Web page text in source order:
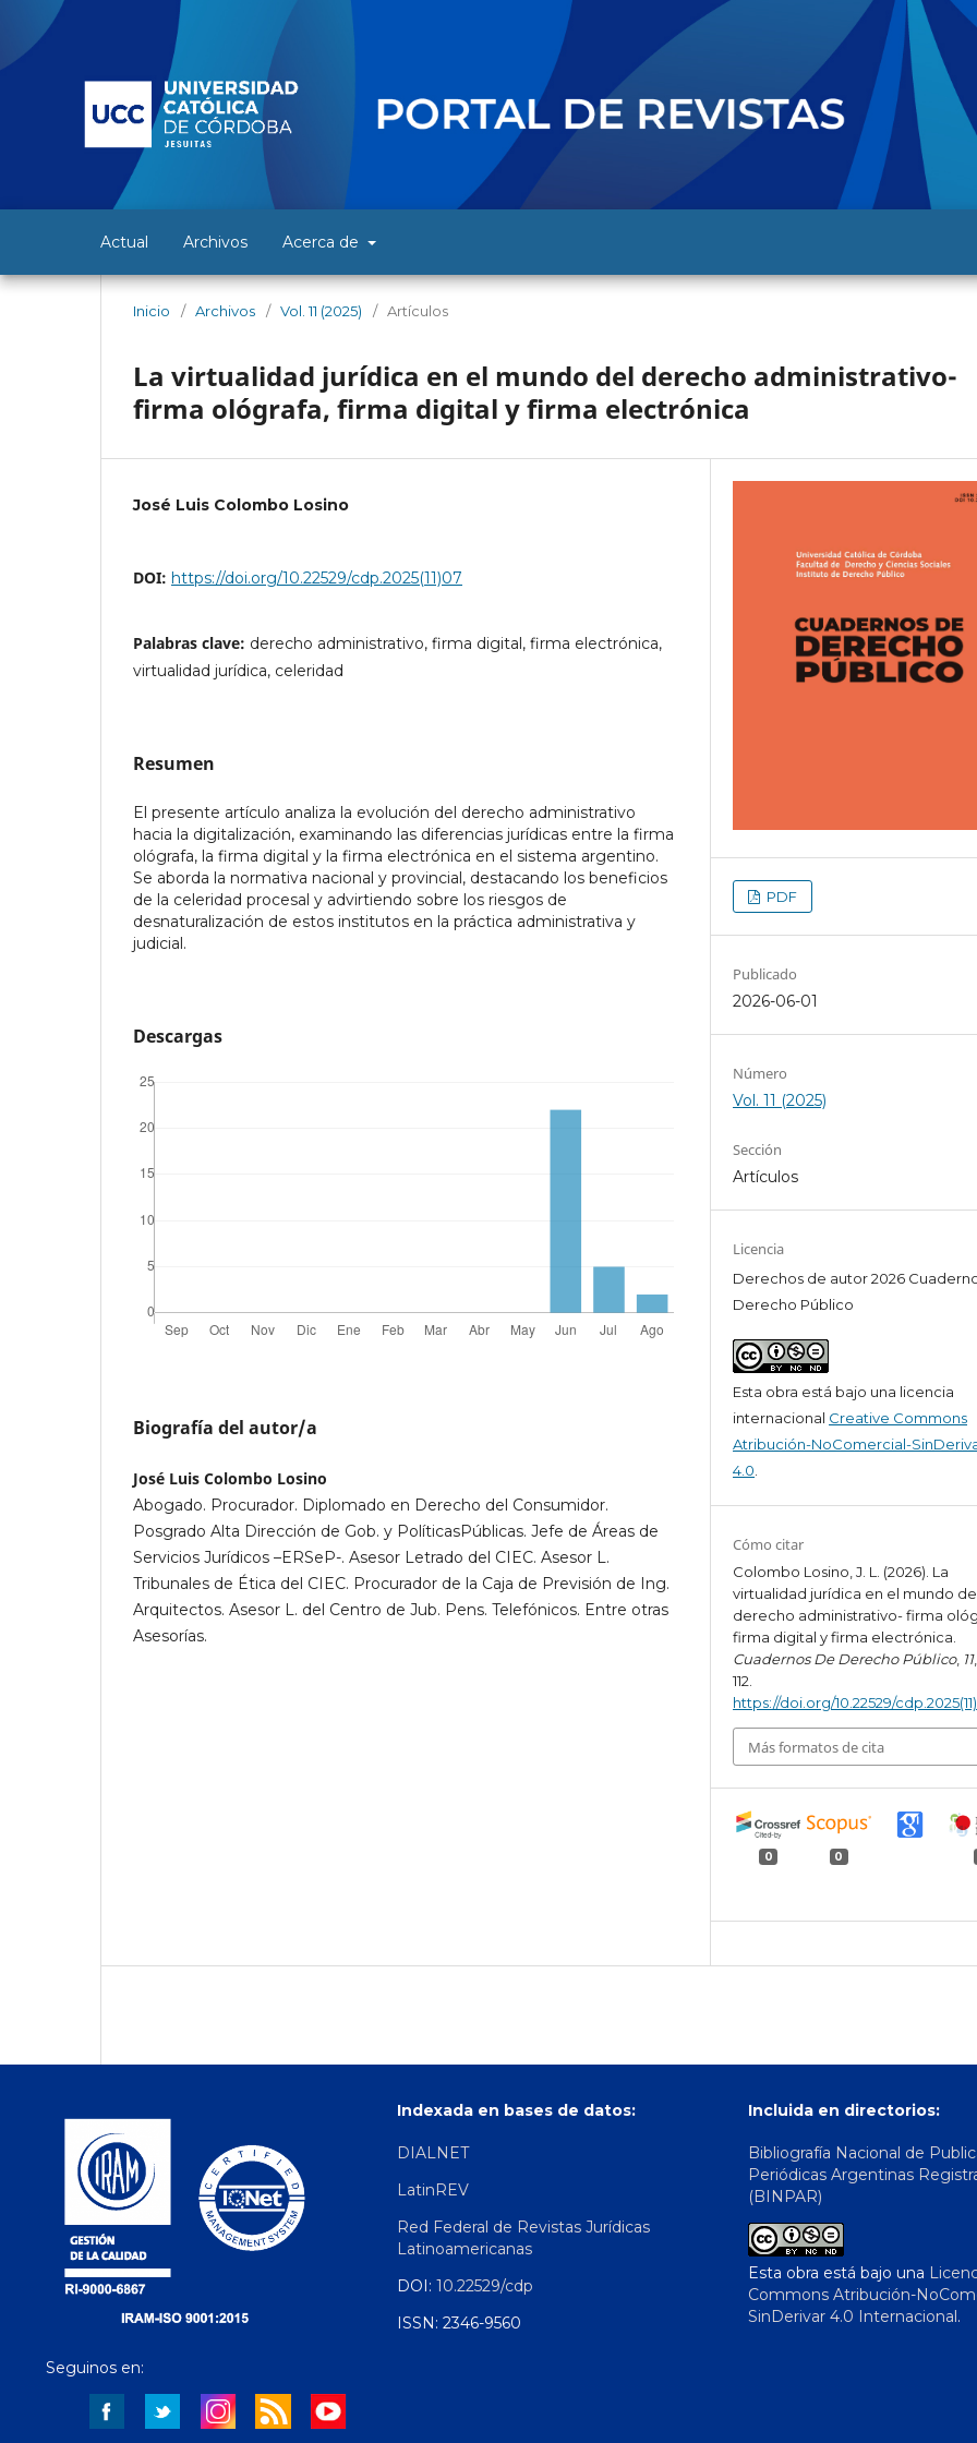
Actual Archivos Acerca de
Inicio / Archivos / Vol. 11 (2025) / Artículos
La virtualidad jurídica en el mundo del derecho administrativo-
firma ológrafa, firma digital y firma electrónica
José Luis Colombo Losino
DOI: https://doi.org/10.22529/cdp.2025(11)07
Palabras clave: derecho administrativo, firma digital, firma electrónica,
virtualidad jurídica, celeridad
Resumen
El presente artículo analiza la evolución del derecho administrativo
hacia la digitalización, examinando las diferencias jurídicas entre la firma
ológrafa, la firma digital y la firma electrónica en el sistema argentino.
Se aborda la normativa nacional y provincial, destacando los beneficios
de la celeridad procesal y advirtiendo sobre los riesgos de
desnaturalización de estos institutos en la práctica administrativa y
judicial.
Descargas
Biografía del autor/a
José Luis Colombo Losino
Abogado. Procurador. Diplomado en Derecho del Consumidor.
Posgrado Alta Dirección de Gob. y PolíticasPúblicas. Jefe de Áreas de
Servicios Jurídicos –ERSeP-. Asesor Letrado del CIEC. Asesor L.
Tribunales de Ética del CIEC. Procurador de la Caja de Previsión de Ing.
Arquitectos. Asesor L. del Centro de Jub. Pens. Telefónicos. Entre otras
Asesorías.
PDF
Publicado
2026-06-01
Número
Vol. 11 (2025)
Sección
Artículos
Licencia
Derechos de autor 2026
Derecho Público
Esta obra está bajo una licencia
internacional Creative Commons
Atribución-NoComercial-
4.0.
Cómo citar
Colombo Losino, J. L. (2026). La
virtualidad jurídica en el mundo
derecho administrativo- firma
firma digital y firma electrónica.
Cuadernos De Derecho Público, 11
112.
https://doi.org/10.22529/
Más formatos de cita
0 0
Seguinos en:
Indexada en bases de datos:
DIALNET
LatinREV
Red Federal de Revistas Jurídicas
Latinoamericanas
DOI: 10.22529/cdp
ISSN: 2346-9560
Incluida en directorios:
Bibliografía Nacional de
Periódicas Argentinas
(BINPAR)
Esta obra está bajo una
Commons Atribución-
SinDerivar 4.0 Internacional.